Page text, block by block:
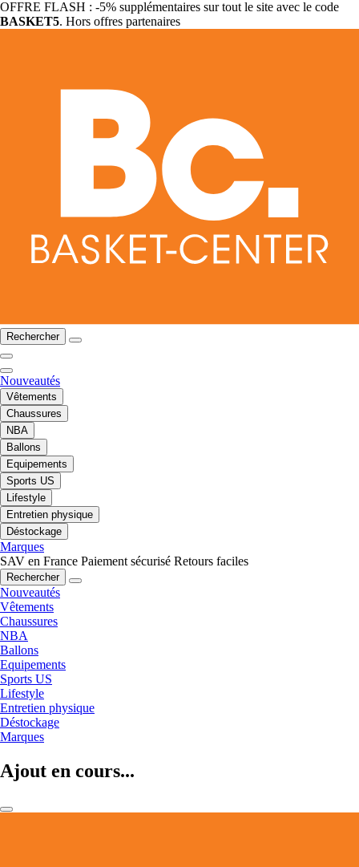
OFFRE FLASH : -5% supplémentaires sur tout le site avec le code
BASKET5. Hors offres partenaires
Rechercher
Nouveautés
Vêtements
Chaussures
NBA
Ballons
Equipements
Sports US
Lifestyle
Entretien physique
Déstockage
Marques
SAV en France Paiement sécurisé Retours faciles
Rechercher
Nouveautés
Vêtements
Chaussures
NBA
Ballons
Equipements
Sports US
Lifestyle
Entretien physique
Déstockage
Marques
Ajout en cours...